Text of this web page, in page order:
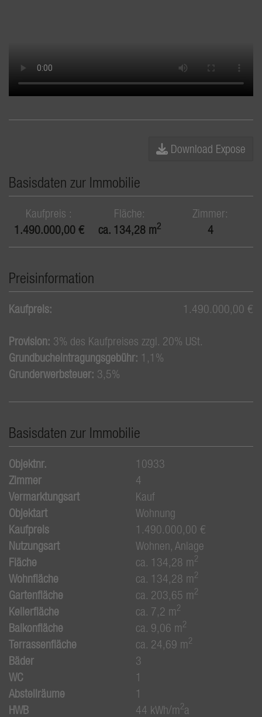
Download Expose
Basisdaten zur Immobilie
Kaufpreis
1.490.000,00 €
Fläche
ca. 134,28 m2
Zimmer
4
Preisinformation
Kaufpreis: 1.490.000,00 €
Provision: 3% des Kaufpreises zzgl. 20% USt.
Grundbucheintragungsgebühr: 1,1%
Grunderwerbsteuer: 3,5%
Basisdaten zur Immobilie
Objektnr.
10933
Zimmer
4
Vermarktungsart
Kauf
Objektart
Wohnung
Kaufpreis
1.490.000,00 €
Nutzungsart
Wohnen Anlage
Fläche
ca. 134,28 m2
Wohnfläche ca. 134,28 m2
Gartenfläche ca. 203,65 m2
Kellerfläche ca. 7,2 m2
Balkonfläche ca. 9,06 m2
Terrassenfläche ca. 24,69 m2
Bäder
3
WC
1
Abstellräume
1
HWB
44 kWh/m2a